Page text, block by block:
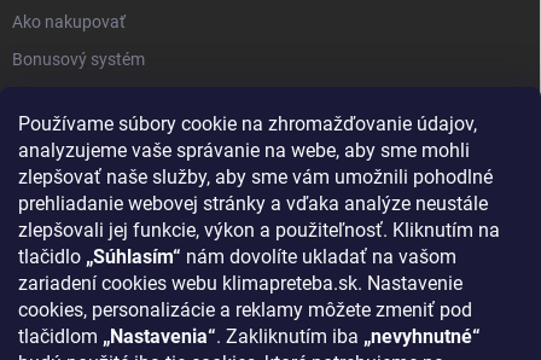
Používame súbory cookie na zhromažďovanie údajov,
analyzujeme vaše správanie na webe, aby sme mohli
zlepšovať naše služby, aby sme vám umožnili pohodlné
prehliadanie webovej stránky a vďaka analýze neustále
zlepšovali jej funkcie, výkon a použiteľnosť. Kliknutím na
tlačidlo „Súhlasím“ nám dovolíte ukladať na vašom
zariadení cookies webu klimapreteba.sk. Nastavenie
cookies, personalizácie a reklamy môžete zmeniť pod
tlačidlom „Nastavenia“. Zakliknutím iba „nevyhnutné“
Ako nakupovať
Bonusový systém
Blog - najnovšie články
Obchodné podmienky
Podmienky ochrany osobných údajov
Odstúpenie od zmluvy
Kontakty